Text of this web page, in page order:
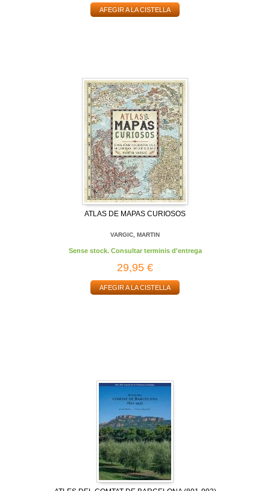
AFEGIR A LA CISTELLA
ATLAS DE MAPAS CURIOSOS
VARGIC, MARTIN
Sense stock. Consultar terminis d'entrega
29,95 €
AFEGIR A LA CISTELLA